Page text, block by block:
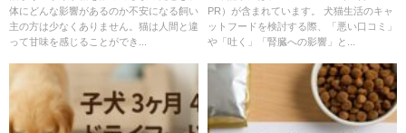
体にどんな影響があるのか不安になる飼い
主の方は少なくありません。猫は人間と違
って甘味を感じることができ...
PR）が含まれています。 犬猫生活のキャ
ットフードを検討する際、「悪い口コミ」
や「吐く」「腎臓への影響」と...